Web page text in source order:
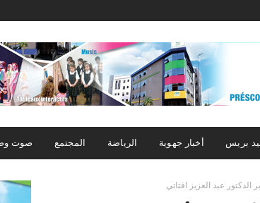
بريس أخبار جهوية الرياضة المجتمع صوت
عبد العزيز افتاتي